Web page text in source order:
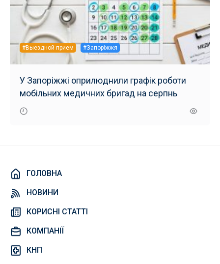
#Выездной прием #Запоріжжя
У Запоріжжі оприлюднили графік роботи
мобільних медичних бригад на серпнь
ГОЛОВНА
НОВИНИ
КОРИСНІ СТАТТІ
КОМПАНІЇ
КНП